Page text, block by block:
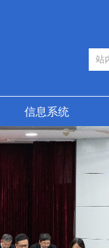
信息系统